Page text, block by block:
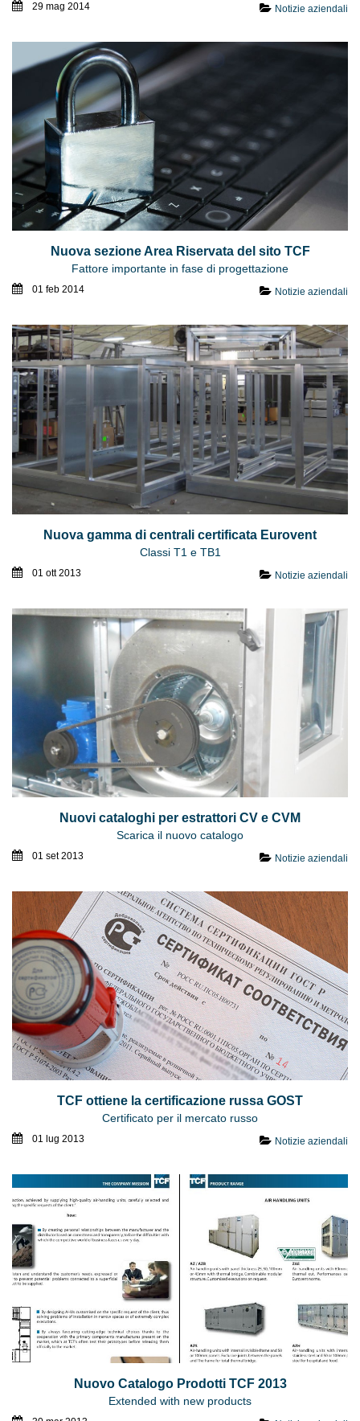
29 mag 2014 Notizie aziendali
Nuova sezione Area Riservata del sito TCF
Fattore importante in fase di progettazione
01 feb 2014 Notizie aziendali
Nuova gamma di centrali certificata Eurovent
Classi T1 e TB1
01 ott 2013 Notizie aziendali
Nuovi cataloghi per estrattori CV e CVM
Scarica il nuovo catalogo
01 set 2013 Notizie aziendali
TCF ottiene la certificazione russa GOST
Certificato per il mercato russo
01 lug 2013 Notizie aziendali
Nuovo Catalogo Prodotti TCF 2013
Extended with new products